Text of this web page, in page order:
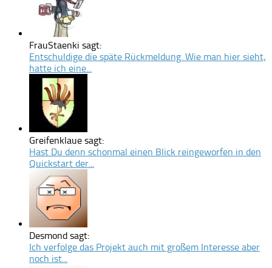
FrauStaenki sagt:
Entschuldige die späte Rückmeldung. Wie man hier sieht,
hatte ich eine...
Greifenklaue sagt:
Hast Du denn schonmal einen Blick reingeworfen in den
Quickstart der...
Desmond sagt:
Ich verfolge das Projekt auch mit großem Interesse aber
noch ist...